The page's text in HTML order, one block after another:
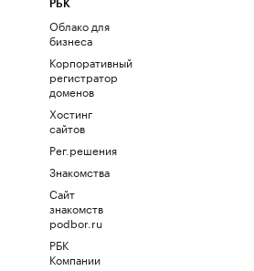
РБК
Облако для
бизнеса
Корпоративный
регистратор
доменов
Хостинг
сайтов
Рег.решения
Знакомства
Сайт
знакомств
podbor.ru
РБК
Компании